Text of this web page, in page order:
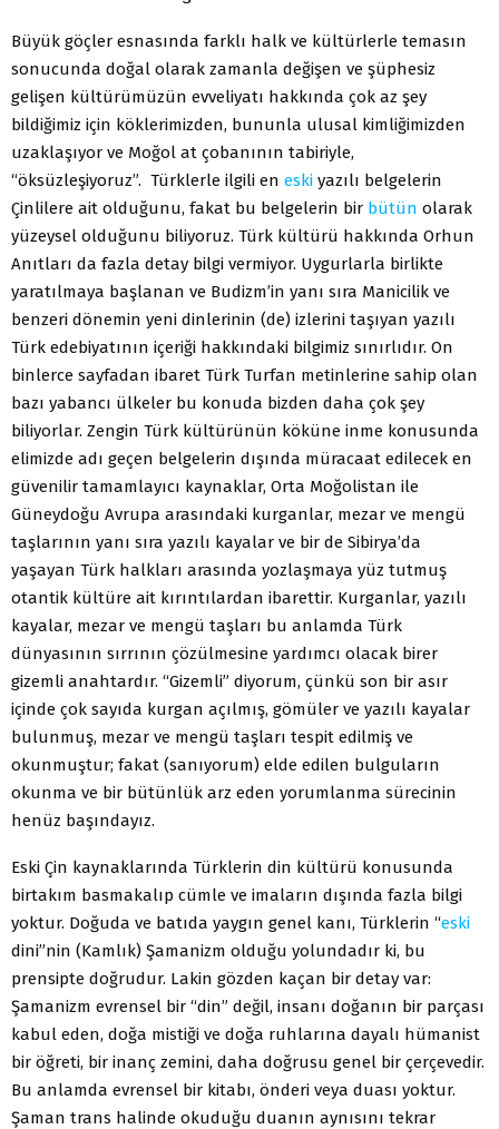
Büyük göçler esnasında farklı halk ve kültürlerle temasın
sonucunda doğal olarak zamanla değişen ve şüphesiz
gelişen kültürümüzün evveliyatı hakkında çok az şey
bildiğimiz için köklerimizden, bununla ulusal kimliğimizden
uzaklaşıyor ve Moğol at çobanının tabiriyle,
“öksüzleşiyoruz”. Türklerle ilgili en eski yazılı belgelerin
Çinlilere ait olduğunu, fakat bu belgelerin bir bütün olarak
yüzeysel olduğunu biliyoruz. Türk kültürü hakkında Orhun
Anıtları da fazla detay bilgi vermiyor. Uygurlarla birlikte
yaratılmaya başlanan ve Budizm’in yanı sıra Manicilik ve
benzeri dönemin yeni dinlerinin (de) izlerini taşıyan yazılı
Türk edebiyatının içeriği hakkındaki bilgimiz sınırlıdır. On
binlerce sayfadan ibaret Türk Turfan metinlerine sahip olan
bazı yabancı ülkeler bu konuda bizden daha çok şey
biliyorlar. Zengin Türk kültürünün köküne inme konusunda
elimizde adı geçen belgelerin dışında müracaat edilecek en
güvenilir tamamlayıcı kaynaklar, Orta Moğolistan ile
Güneydoğu Avrupa arasındaki kurganlar, mezar ve mengü
taşlarının yanı sıra yazılı kayalar ve bir de Sibirya’da
yaşayan Türk halkları arasında yozlaşmaya yüz tutmuş
otantik kültüre ait kırıntılardan ibarettir. Kurganlar, yazılı
kayalar, mezar ve mengü taşları bu anlamda Türk
dünyasının sırrının çözülmesine yardımcı olacak birer
gizemli anahtardır. “Gizemli” diyorum, çünkü son bir asır
içinde çok sayıda kurgan açılmış, gömüler ve yazılı kayalar
bulunmuş, mezar ve mengü taşları tespit edilmiş ve
okunmuştur; fakat (sanıyorum) elde edilen bulguların
okunma ve bir bütünlük arz eden yorumlanma sürecinin
henüz başındayız.
Eski Çin kaynaklarında Türklerin din kültürü konusunda
birtakım basmakalıp cümle ve imaların dışında fazla bilgi
yoktur. Doğuda ve batıda yaygın genel kanı, Türklerin “eski
dini”nin (Kamlık) Şamanizm olduğu yolundadır ki, bu
prensipte doğrudur. Lakin gözden kaçan bir detay var:
Şamanizm evrensel bir “din” değil, insanı doğanın bir parçası
kabul eden, doğa mistiği ve doğa ruhlarına dayalı hümanist
bir öğreti, bir inanç zemini, daha doğrusu genel bir çerçevedir.
Bu anlamda evrensel bir kitabı, önderi veya duası yoktur.
Şaman trans halinde okuduğu duanın aynısını tekrar